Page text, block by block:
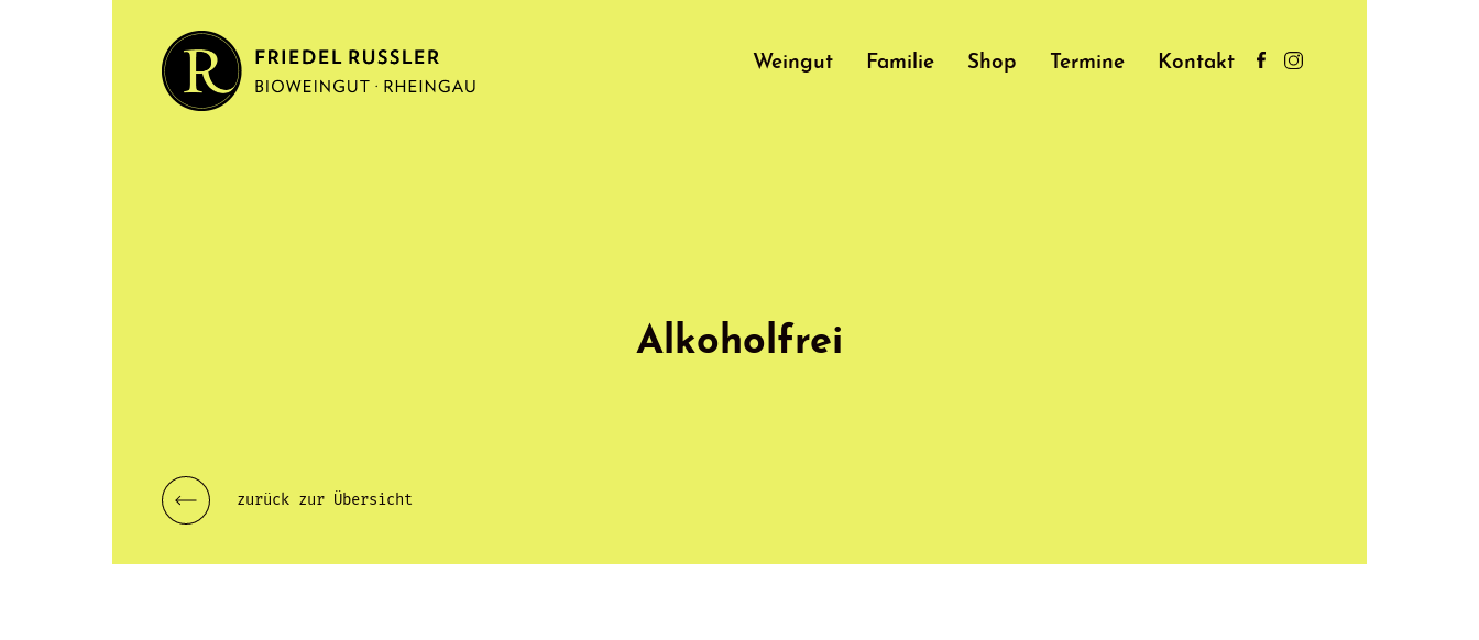
Weingut Familie Shop Termine Kontakt
Alkoholfrei
zurück zur Übersicht